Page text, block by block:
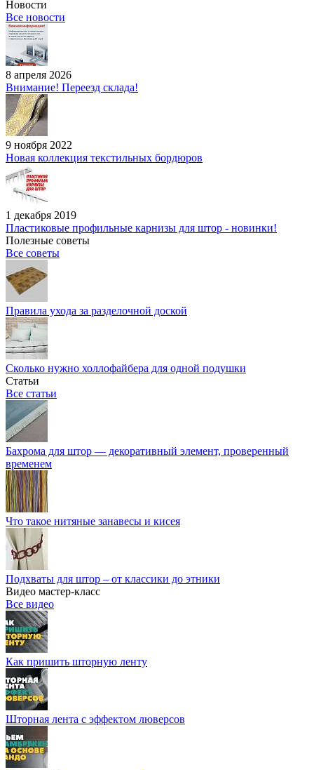
Новости
Все новости
8 апреля 2026
Внимание! Переезд склада!
9 ноября 2022
Новая коллекция текстильных бордюров
1 декабря 2019
Пластиковые профильные карнизы для штор - новинки!
Полезные советы
Все советы
Правила ухода за разделочной доской
Сколько нужно холлофайбера для одной подушки
Статьи
Все статьи
Бахрома для штор — декоративный элемент, проверенный
временем
Что такое нитяные занавесы и кисея
Подхваты для штор – от классики до этники
Видео мастер-класс
Все видео
Как пришить шторную ленту
Шторная лента с эффектом люверсов